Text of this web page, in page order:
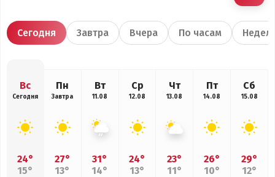
Сегодня Завтра Вчера По часам
Вс
Сегодня
24°
15°
Пн
Завтра
27°
13°
Вт
11.08
31°
14°
Ср
12.08
24°
13°
Чт
13.08
23°
11°
Пт
14.08
26°
10°
Сб
15.08
29°
12°